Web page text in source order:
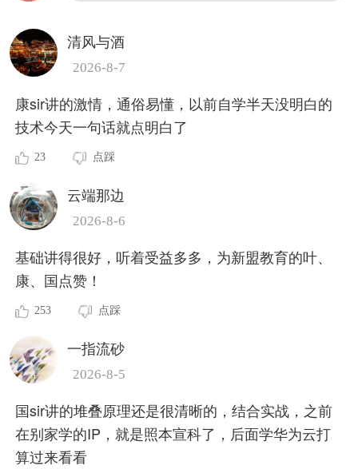
清风与酒
2026-8-7
康sir讲的激情，通俗易懂，以前自学半天没明白的
技术今天一句话就点明白了
23 点踩
云端那边
2026-8-6
基础讲得很好，听着受益多多，为新盟教育的叶、
康、国点赞！
253 点踩
一指流砂
2026-8-5
国sir讲的堆叠原理还是很清晰的，结合实战，之前
在别家学的IP，就是照本宣科了，后面学华为云打
算过来看看